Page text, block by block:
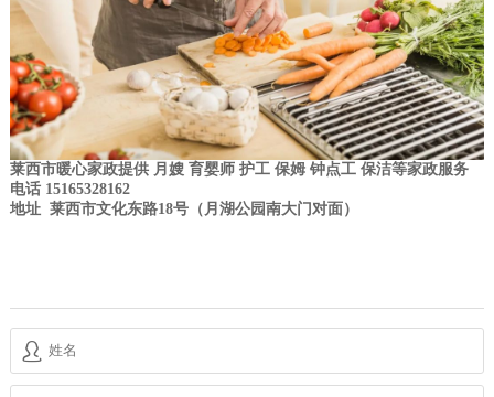
莱西市暖心家政提供 月嫂 育婴师 护工 保姆 钟点工 保洁等家政服务
电话 15165328162
地址 莱西市文化东路18号（ 月湖公园南大门对面）